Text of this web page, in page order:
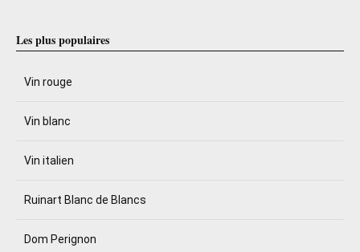
Les plus populaires
Vin rouge
Vin blanc
Vin italien
Ruinart Blanc de Blancs
Dom Perignon